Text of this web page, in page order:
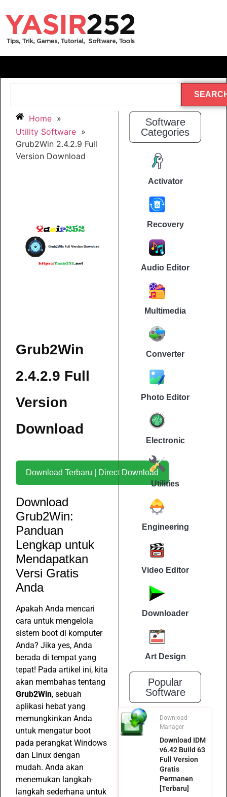
Home »
Utility Software »
Grub2Win 2.4.2.9 Full
Version Download
Grub2Win
2.4.2.9 Full
Version
Download
Download Terbaru | Direct Download
Download
Grub2Win:
Panduan
Lengkap untuk
Mendapatkan
Versi Gratis
Anda
Apakah Anda mencari
cara untuk mengelola
sistem boot di komputer
Anda? Jika yes, Anda
berada di tempat yang
tepat! Pada artikel ini, kita
akan membahas tentang
Grub2Win, sebuah
aplikasi hebat yang
memungkinkan Anda
untuk mengatur boot
pada perangkat Windows
dan Linux dengan
mudah. Anda akan
menemukan langkah-
langkah sederhana untuk
Software
Categories
Activator
Recovery
Audio Editor
Multimedia
Converter
Photo Editor
Electronic
Utilities
Engineering
Video Editor
Downloader
Art Design
Popular
Software
Download
Manager
Download IDM
v6.42 Build 63
Full Version
Gratis
Permanen
[Terbaru]